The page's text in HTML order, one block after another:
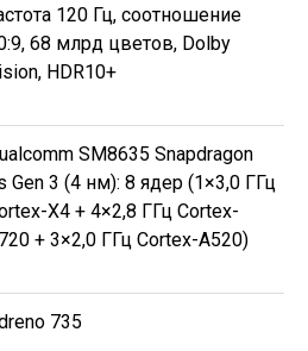
120 Гц, соотношение
68 млрд цветов, Dolby
HDR10+
SM8635 Snapdragon
Gen 3 (4 нм): 8 ядер (1×3,0 ГГц
X4 + 4×2,8 ГГц Cortex-
+ 3×2,0 ГГц Cortex-A520)
735